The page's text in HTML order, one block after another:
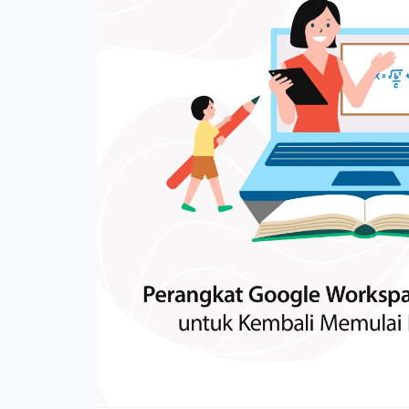
Anda dapat mengontrol akses
setelan. Anda dapat mengonfigurasi
unit organisasi. Misalnya, Anda dapat
beberapa unit organisasi untuk
penginstalan aplikasi untuk unit
Meningkatkan Keamanan Konsol
Akses Kontekstual Langkah 4:
perangkat iOS milik perusahaan Photo
Business Manager atau Apple School
ID Apple bisnis Anda. Tetapkan
Anda sambungkan ke manajemen
resmi Anda). Untuk menetapkan
default, setel default assignment.
seri. Perlu diingat, diperlukan waktu
Join”. Di mana para peserta di luar
bisa mengikuti sesi bila tidak
ini akan menambah kenyamanan bagi
Bagi guru, akan mudah untuk
dan mengirimkan link kepada siswa.
terintegrasi dengan berbagai layanan
Google Meet. Manfaat yang
Keberadaan fitur baru Google
manfaat yang bisa didapatkan. Baik itu
siswa, hingga partisipan lainnya.
bisa didapat dari keberadaan Google
Memudahkan guru dan murid untuk
aksesnya pun tidak sulit. Siswa akan
hingga guru sebagai admin disini
Peserta di luar kelas dapat memiliki
pembelajaran tersebut. Bagaimana